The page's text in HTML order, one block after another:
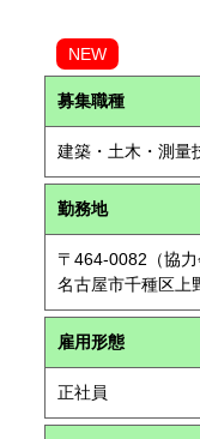
NEW
募集職種
建築・土木・測量
勤務地
〒464-0082（協力
名古屋市千種区
雇用形態
正社員